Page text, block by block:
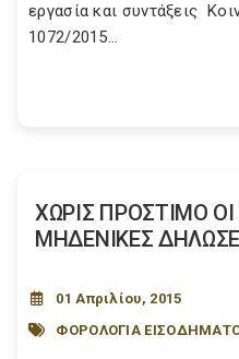
εργασία και συντάξεις
1072/2015...
ΧΩΡΙΣ ΠΡΟΣΤΙΜΟ
ΜΗΔΕΝΙΚΕΣ
01 Απριλίου, 2015
ΦΟΡΟΛΟΓΙΑ